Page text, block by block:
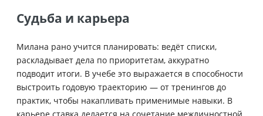
Судьба и карьера
Милана рано учится планировать: ведёт списки,
раскладывает дела по приоритетам, аккуратно
подводит итоги. В учебе это выражается в способности
выстроить годовую траекторию — от тренингов до
практик, чтобы накапливать применимые навыки. В